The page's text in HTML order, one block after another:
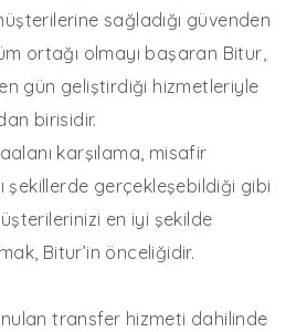
sağladığı güvenden
ortağı olmayı başaran Bitur,
gün geliştirdiği hizmetleriyle
birisidir.
karşılama, misafir
şekillerde gerçekleşebildiği gibi
en iyi şekilde
Bitur’in önceliğidir.
transfer hizmeti dahilinde